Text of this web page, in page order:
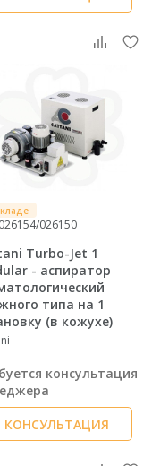
026150
Turbo-Jet 1
- аспиратор
типа на 1
(в кожухе)
консультация
КОНСУЛЬТАЦИЯ